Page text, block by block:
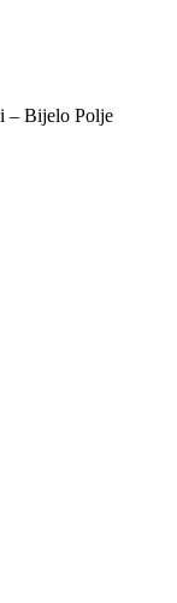
– Bijelo Polje